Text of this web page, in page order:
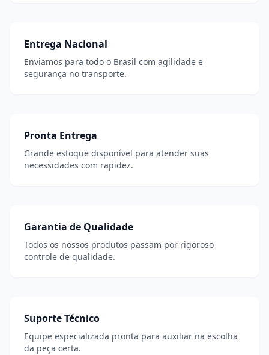
Entrega Nacional
Enviamos para todo o Brasil com agilidade e
segurança no transporte.
Pronta Entrega
Grande estoque disponível para atender suas
necessidades com rapidez.
Garantia de Qualidade
Todos os nossos produtos passam por rigoroso
controle de qualidade.
Suporte Técnico
Equipe especializada pronta para auxiliar na escolha
da peça certa.